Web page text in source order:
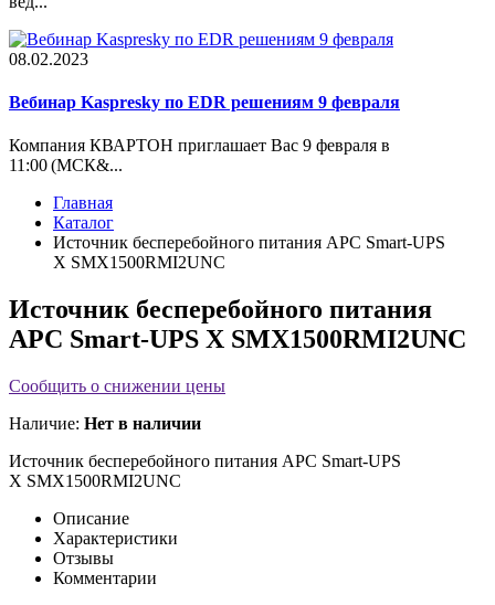
08.02.2023
Вебинар Kaspresky по EDR решениям 9 февраля
Компания КВАРТОН приглашает Вас 9 февраля в
11:00 (МСК&...
Главная
Каталог
Источник бесперебойного питания APC Smart-UPS
X SMX1500RMI2UNC
Источник бесперебойного питания
APC Smart-UPS X SMX1500RMI2UNC
Сообщить о снижении цены
Наличие: Нет в наличии
Источник бесперебойного питания APC Smart-UPS
X SMX1500RMI2UNC
Описание
Характеристики
Отзывы
Комментарии